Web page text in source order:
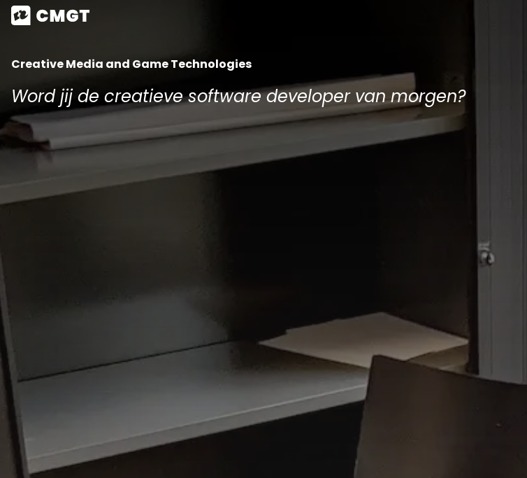
Creative Media and Game Technologies
Word jij de creatieve software developer van morgen?